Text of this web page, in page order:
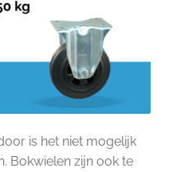
is het niet mogelijk
Bokwielen zijn ook te